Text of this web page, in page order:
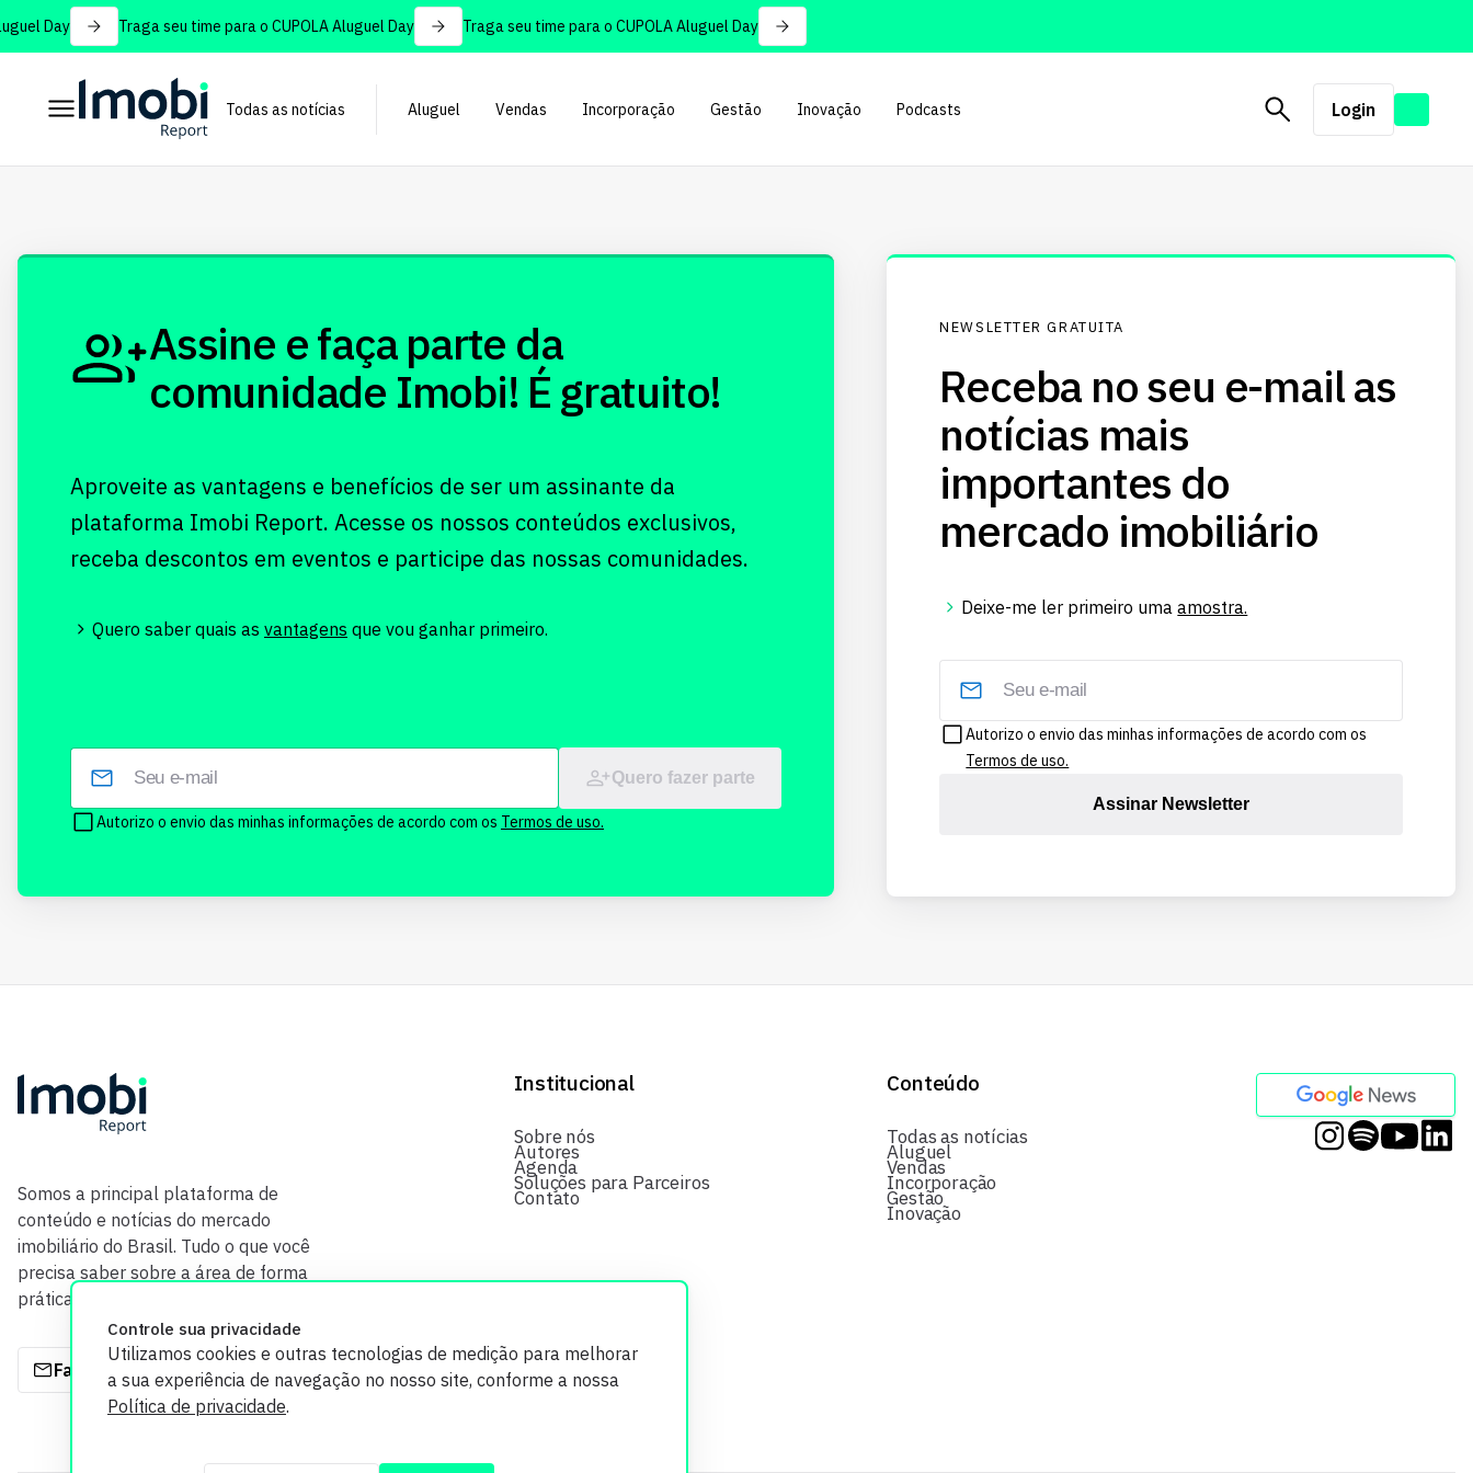
Day Traga seu time para o CUPOLA Aluguel Day Traga seu time para o CUPOLA Aluguel Day
Todas as notícias Aluguel Vendas Incorporação Gestão Inovação Podcasts Login
Controle sua privacidade
Utilizamos cookies e outras tecnologias de medição para melhorar
a sua experiência de navegação no nosso site, conforme a nossa
Política de privacidade.
Assine e faça parte da
comunidade Imobi! É gratuito!
Aproveite as vantagens e benefícios de ser um assinante da
plataforma Imobi Report. Acesse os nossos conteúdos exclusivos,
receba descontos em eventos e participe das nossas comunidades.
Quero saber quais as vantagens que vou ganhar primeiro.
Quero fazer parte
Autorizo o envio das minhas informações de acordo com os Termos de uso.
NEWSLETTER GRATUITA
Receba no seu e-mail as
notícias mais
importantes do
mercado imobiliário
Deixe-me ler primeiro umaamostra.
Autorizo o envio das minhas informações de acordo com os
Termos de uso.
Assinar Newsletter
Somos a principal plataforma de
conteúdo e notícias do mercado
imobiliário do Brasil. Tudo o que você
precisa saber sobre a área de forma
prática e com credibilidade.
Fale com a gente
Institucional
Sobre nós
Autores
Agenda
Soluções para Parceiros
Contato
Conteúdo
Todas as notícias
Aluguel
Vendas
Incorporação
Gestão
Inovação